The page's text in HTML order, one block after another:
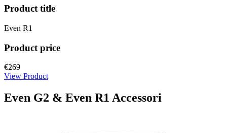
Product title
Even R1
Product price
€269
View Product
Even G2 & Even R1 Accessori